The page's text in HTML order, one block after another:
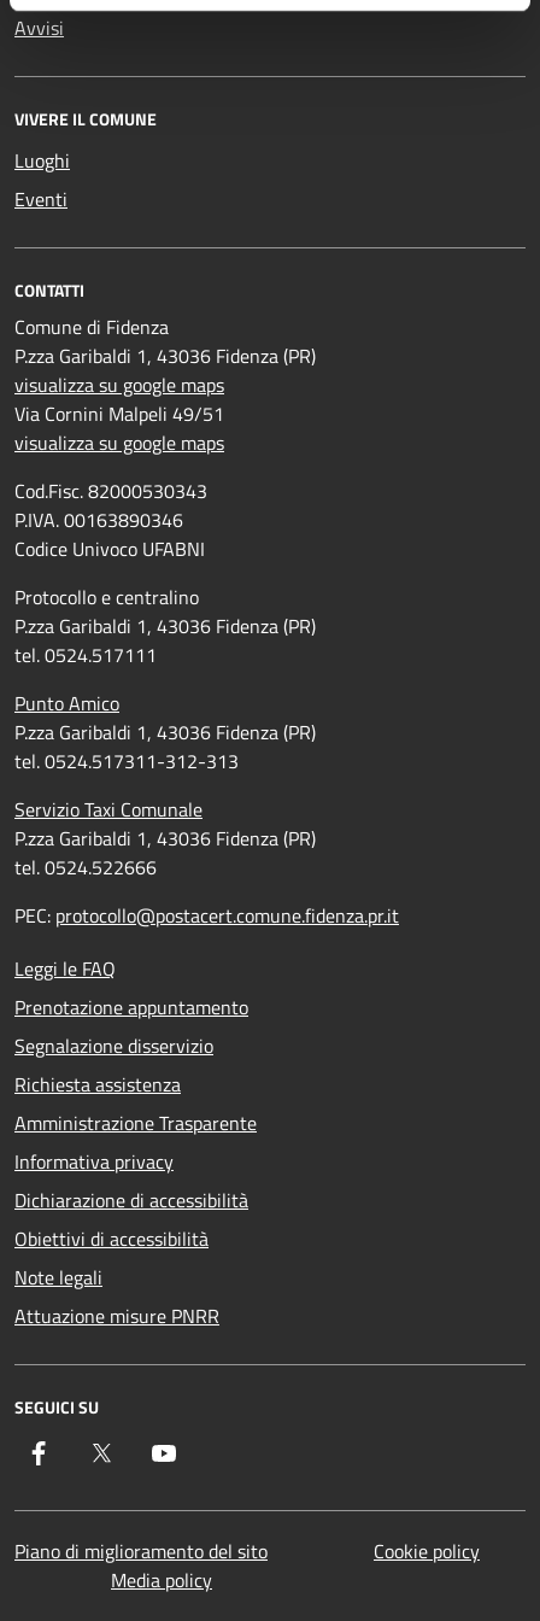
Avvisi
VIVERE IL COMUNE
Luoghi
Eventi
CONTATTI
Comune di Fidenza
P.zza Garibaldi 1, 43036 Fidenza (PR)
visualizza su google maps
Via Cornini Malpeli 49/51
visualizza su google maps
Cod.Fisc. 82000530343
P.IVA. 00163890346
Codice Univoco UFABNI
Protocollo e centralino
P.zza Garibaldi 1, 43036 Fidenza (PR)
tel. 0524.517111
Punto Amico
P.zza Garibaldi 1, 43036 Fidenza (PR)
tel. 0524.517311-312-313
Servizio Taxi Comunale
P.zza Garibaldi 1, 43036 Fidenza (PR)
tel. 0524.522666
PEC: protocollo@postacert.comune.fidenza.pr.it
Leggi le FAQ
Prenotazione appuntamento
Segnalazione disservizio
Richiesta assistenza
Amministrazione Trasparente
Informativa privacy
Dichiarazione di accessibilità
Obiettivi di accessibilità
Note legali
Attuazione misure PNRR
SEGUICI SU
Facebook Twitter
Piano di miglioramento del sito
Cookie policy
Media policy